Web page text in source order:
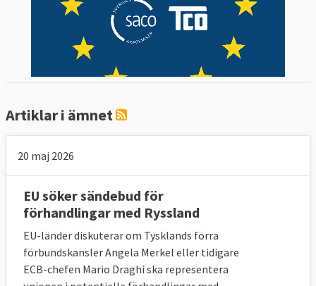
Artiklar i ämnet
20 maj 2026
EU söker sändebud för
förhandlingar med Ryssland
EU-länder diskuterar om Tysklands förra
förbundskansler Angela Merkel eller tidigare
ECB-chefen Mario Draghi ska representera